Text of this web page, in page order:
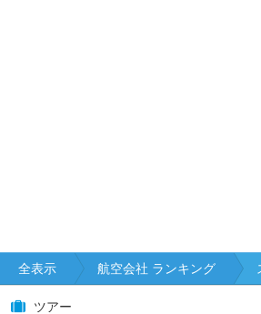
全表示 航空会社 ランキング
ツアー